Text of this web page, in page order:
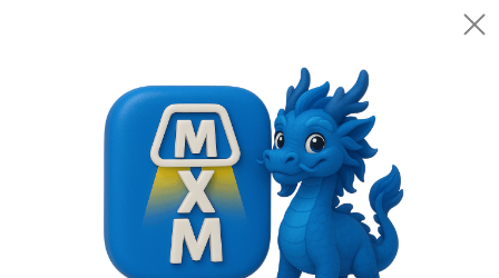
Открыть
Категории
Автомобили и аксессуары